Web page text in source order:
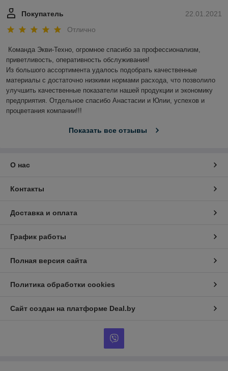
22.01.2021
Покупатель
Отлично
Команда Экви-Техно, огромное спасибо за профессионализм,
приветливость, оперативность обслуживания!
Из большого ассортимента удалось подобрать качественные
материалы с достаточно низкими нормами расхода, что позволило
улучшить качественные показатели нашей продукции и экономику
предприятия. Отдельное спасибо Анастасии и Юлии, успехов и
процветания компании!!!
Показать все отзывы
О нас
Контакты
Доставка и оплата
График работы
Полная версия сайта
Политика обработки cookies
Сайт создан на платформе Deal.by